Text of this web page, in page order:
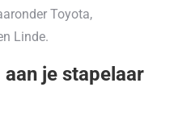
Toyota,
Linde.
je stapelaar